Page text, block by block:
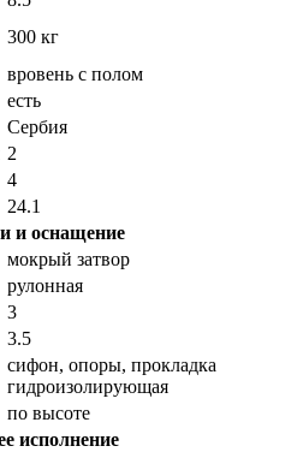
300 кг
вровень с полом
есть
Сербия
2
4
24.1
и оснащение
мокрый затвор
рулонная
3
3.5
сифон, опоры, прокладка
гидроизолирующая
по высоте
исполнение